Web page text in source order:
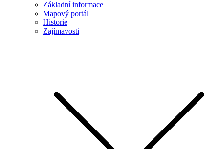
Základní informace
Mapový portál
Historie
Zajímavosti